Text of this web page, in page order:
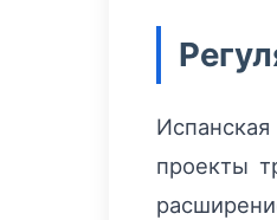
проекты